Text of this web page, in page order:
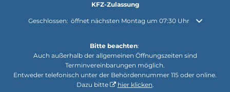
KFZ-Zulassung
Klicken, um weitere Öffnungs- oder Schließzeiten auszublenden
Geschlossen: öffnet nächsten Montag um 07:30 Uhr
Bitte beachten:
Auch außerhalb der allgemeinen Öffnungszeiten sind
Terminvereinbarungen möglich.
Entweder telefonisch unter der Behördennummer 115 oder online.
Dazu bitte
hier klicken.